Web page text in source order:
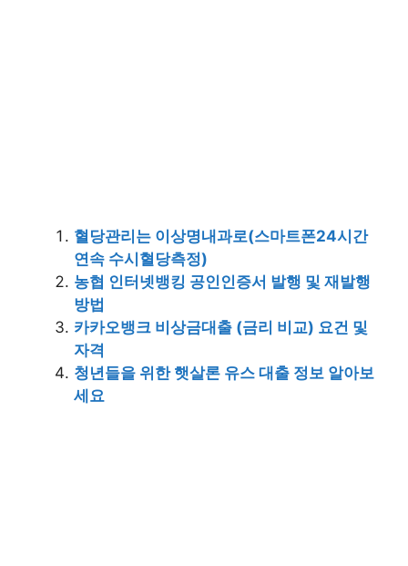
혈당관리는 이상명내과로(스마트폰24시간
연속 수시혈당측정)
농협 인터넷뱅킹 공인인증서 발행 및 재발행
방법
카카오뱅크 비상금대출 (금리 비교) 요건 및
자격
청년들을 위한 햇살론 유스 대출 정보 알아보
세요